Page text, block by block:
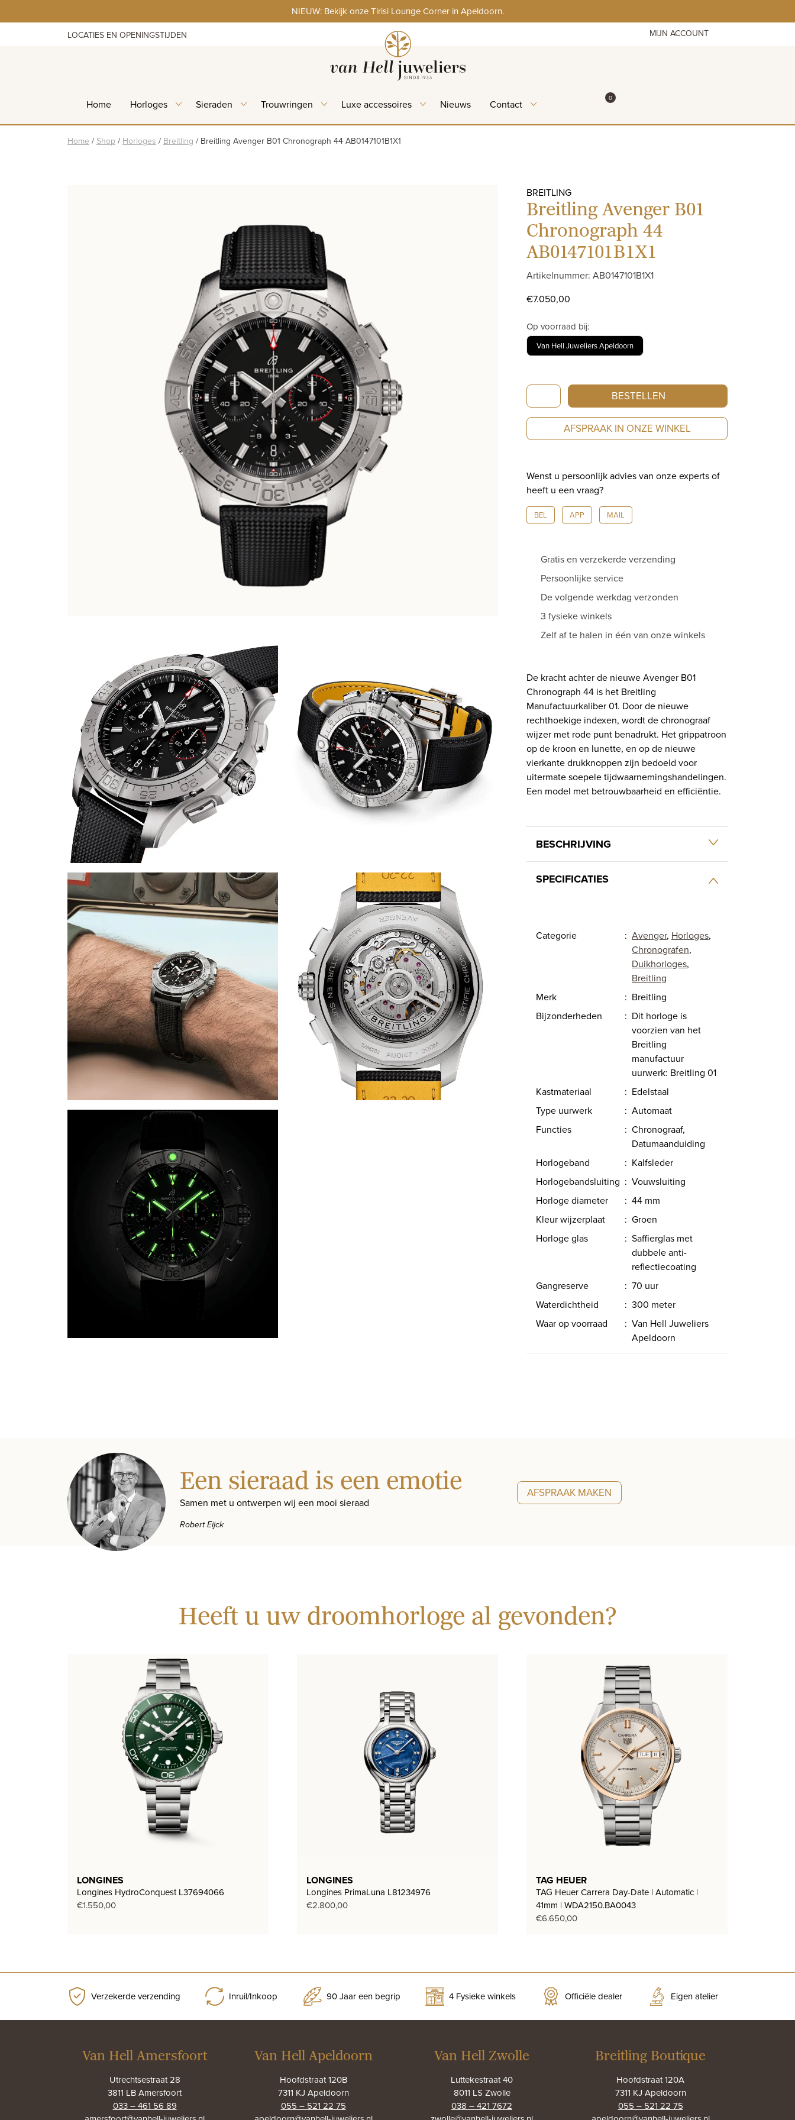
to
NIEUW: Bekijk onze Tirisi Lounge Corner in Apeldoorn.
LOCATIES EN OPENINGSTIJDEN MIJN ACCOUNT
Home Horloges Sieraden Trouwringen Luxe accessoires Nieuws Contact WINKELMAND
0ITEMS IN WINKELMAND
Home / Shop / Horloges / Breitling / Breitling Avenger B01 Chronograph 44 AB0147101B1X1
BREITLING
Breitling Avenger B01
Chronograph 44
AB0147101B1X1
Artikelnummer: AB0147101B1X1
€7.050,00
Op voorraad bij:
Van Hell Juweliers Apeldoorn
Breitling
Avenger
B01
Chronograph
aantal
BESTELLEN
AFSPRAAK IN ONZE WINKEL
Wenst u persoonlijk advies van onze experts of
heeft u een vraag?
BEL APP MAIL
Gratis en verzekerde verzending
Persoonlijke service
De volgende werkdag verzonden
3 fysieke winkels
Zelf af te halen in één van onze winkels
De kracht achter de nieuwe Avenger B01
Chronograph 44 is het Breitling
Manufactuurkaliber 01. Door de nieuwe
rechthoekige indexen, wordt de chronograaf
wijzer met rode punt benadrukt. Het grippatroon
op de kroon en lunette, en op de nieuwe
vierkante drukknoppen zijn bedoeld voor
uitermate soepele tijdwaarnemingshandelingen.
Een model met betrouwbaarheid en efficiëntie.
BESCHRIJVING
SPECIFICATIES
Categorie : Avenger, Horloges,
Chronografen,
Duikhorloges,
Breitling
Merk
: Breitling
Bijzonderheden
: Dit horloge is
voorzien van het
Breitling
manufactuur
uurwerk: Breitling 01
Kastmateriaal
: Edelstaal
Type uurwerk
: Automaat
Functies
: Chronograaf,
Datumaanduiding
Horlogeband
: Kalfsleder
Horlogebandsluiting : Vouwsluiting
Horloge diameter
: 44 mm
Kleur wijzerplaat
: Groen
Horloge glas
: Saffierglas met
dubbele anti-
reflectiecoating
Gangreserve
: 70 uur
Waterdichtheid
: 300 meter
Waar op voorraad
: Van Hell Juweliers
Apeldoorn
Een sieraad is een emotie
Samen met u ontwerpen wij een mooi sieraad
Robert Eijck
AFSPRAAK MAKEN
Heeft u uw droomhorloge al gevonden?
LONGINES
Longines HydroConquest L37694066
€1.550,00
LONGINES
Longines PrimaLuna L81234976
€2.800,00
TAG HEUER
TAG Heuer Carrera Day-Date | Automatic |
41mm | WDA2150.BA0043
€6.650,00
Verzekerde verzending Inruil/Inkoop 90 Jaar een begrip 4 Fysieke winkels Officiële dealer Eigen atelier
Van Hell Amersfoort
Utrechtsestraat 28
3811 LB Amersfoort
033 – 461 56 89
Van Hell Apeldoorn
Hoofdstraat 120B
7311 KJ Apeldoorn
055 – 521 22 75
Van Hell Zwolle
Luttekestraat 40
8011 LS Zwolle
038 – 421 7672
Breitling Boutique
Hoofdstraat 120A
7311 KJ Apeldoorn
055 – 521 22 75